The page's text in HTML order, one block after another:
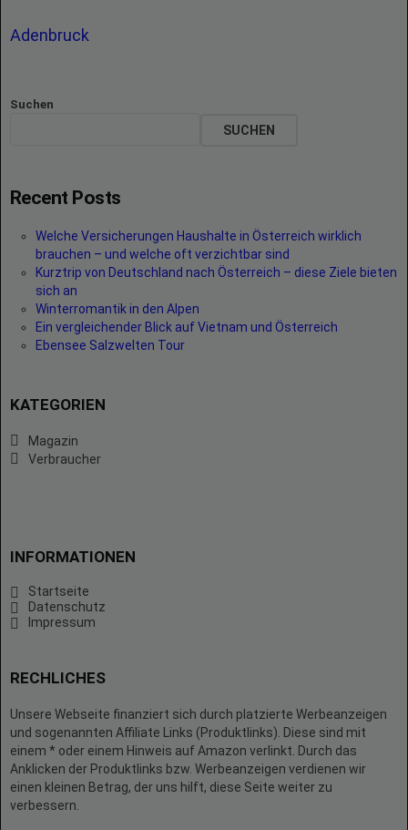
Adenbruck
Suchen
SUCHEN
Recent Posts
Welche Versicherungen Haushalte in Österreich wirklich
brauchen – und welche oft verzichtbar sind
Kurztrip von Deutschland nach Österreich – diese Ziele bieten
sich an
Winterromantik in den Alpen
Ein vergleichender Blick auf Vietnam und Österreich
Ebensee Salzwelten Tour
KATEGORIEN
Magazin
Verbraucher
INFORMATIONEN
Startseite
Datenschutz
Impressum
RECHLICHES
Unsere Webseite finanziert sich durch platzierte Werbeanzeigen
und sogenannten Affiliate Links (Produktlinks). Diese sind mit
einem * oder einem Hinweis auf Amazon verlinkt. Durch das
Anklicken der Produktlinks bzw. Werbeanzeigen verdienen wir
einen kleinen Betrag, der uns hilft, diese Seite weiter zu
verbessern.